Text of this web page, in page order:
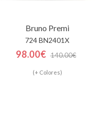
Bruno Premi
724 BN2401X
98.00€ 140.00€
(+ Colores)